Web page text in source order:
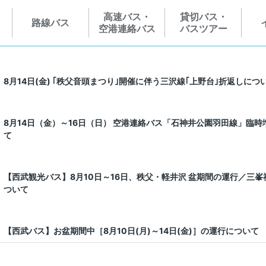
路線バス
高速バス・
空港連絡バス
貸切バス・
バスツアー
8月14日(金) ｢秩父音頭まつり｣開催に伴う三沢線｢上野台｣折返しにつ
8月14日（金）～16日（日） 空港連絡バス「石神井公園羽田線」臨時
て
【西武観光バス】8月10日～16日、秩父・軽井沢 盆期間の運行／三
ついて
【西武バス】お盆期間中［8月10日(月)～14日(金)］の運行について